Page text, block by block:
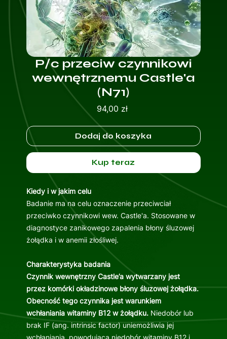
P/c przeciw czynnikowi
wewnętrznemu Castle'a
(N71)
94,00 złCena
Dodaj do koszyka
Kup teraz
Kiedy i w jakim celu
Badanie ma na celu oznaczenie przeciwciał
przeciwko czynnikowi wew. Castle'a. Stosowane w
diagnostyce zanikowego zapalenia błony śluzowej
żołądka i w anemii złośliwej.
Charakterystyka badania
Czynnik wewnętrzny Castle’a wytwarzany jest
przez komórki okładzinowe błony śluzowej żołądka.
Obecność tego czynnika jest warunkiem
wchłaniania witaminy B12 w żołądku.Niedobór lub
brak IF (ang. intrinsic factor) uniemożliwia jej